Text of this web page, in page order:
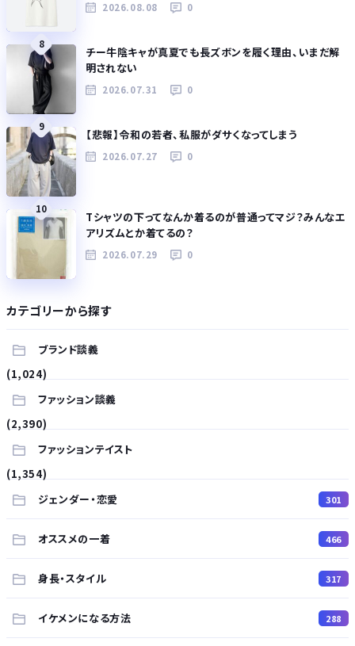
2026.08.08 0
8
チー牛陰キャが真夏でも長ズボンを履く理由、いまだ解
明されない
2026.07.31 0
9
【悲報】令和の若者、私服がダサくなってしまう
2026.07.27 0
10
Tシャツの下ってなんか着るのが普通ってマジ？みんなエ
アリズムとか着てるの？
2026.07.29 0
カテゴリーから探す
ブランド談義
(1,024)
ファッション談義
(2,390)
ファッションテイスト
(1,354)
ジェンダー・恋愛
301
オススメの一着 466
身長・スタイル 317
イケメンになる方法 288